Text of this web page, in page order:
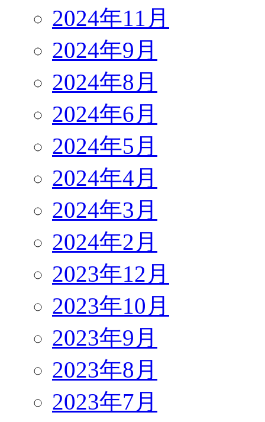
2024年11月
2024年9月
2024年8月
2024年6月
2024年5月
2024年4月
2024年3月
2024年2月
2023年12月
2023年10月
2023年9月
2023年8月
2023年7月